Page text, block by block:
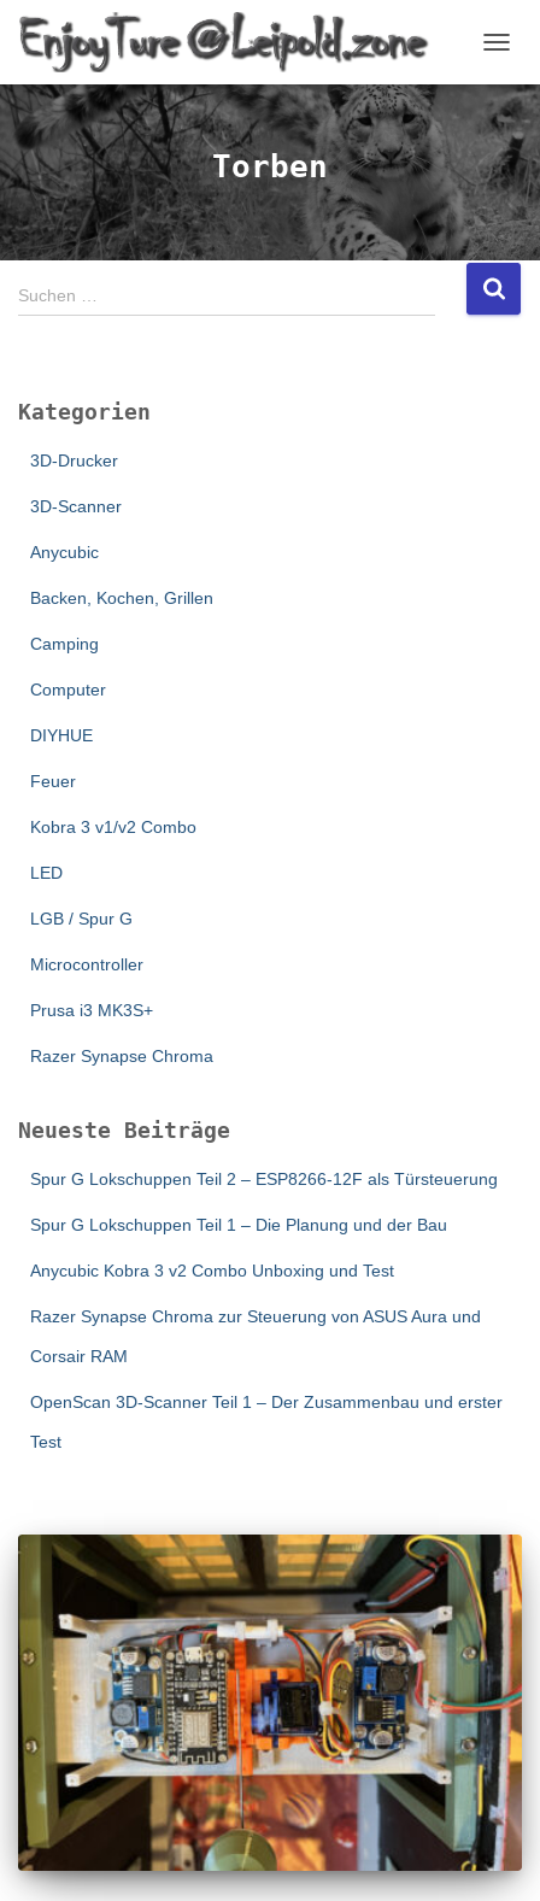
Torben
S
u
n
Suchen …
Kategorien
3D-Drucker
3D-Scanner
Anycubic
Backen, Kochen, Grillen
Camping
Computer
DIYHUE
Feuer
Kobra 3 v1/v2 Combo
LED
LGB / Spur G
Microcontroller
Prusa i3 MK3S+
Razer Synapse Chroma
Neueste Beiträge
Spur G Lokschuppen Teil 2 – ESP8266-12F als Türsteuerung
Spur G Lokschuppen Teil 1 – Die Planung und der Bau
Anycubic Kobra 3 v2 Combo Unboxing und Test
Razer Synapse Chroma zur Steuerung von ASUS Aura und
Corsair RAM
OpenScan 3D-Scanner Teil 1 – Der Zusammenbau und erster
Test